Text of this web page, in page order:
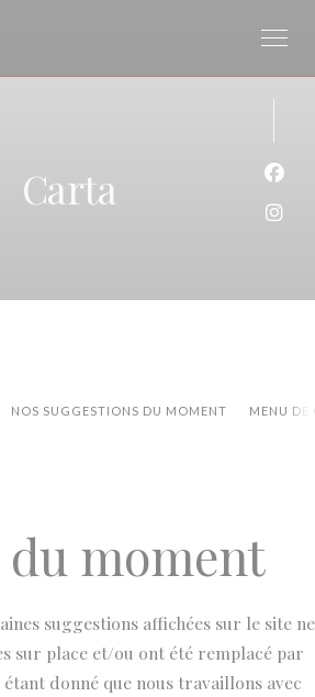
Carta
NOS SUGGESTIONS DU MOMENT MENU DE
moment
suggestions affichées sur le site ne
sur place et/ou ont été remplacé par
donné que nous travaillons avec